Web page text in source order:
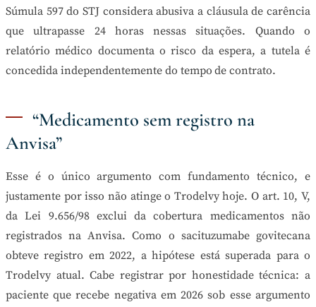
Súmula 597 do STJ considera abusiva a cláusula de carência
que ultrapasse 24 horas nessas situações. Quando o
relatório médico documenta o risco da espera, a tutela é
concedida independentemente do tempo de contrato.
“Medicamento sem registro na
Anvisa”
Esse é o único argumento com fundamento técnico, e
justamente por isso não atinge o Trodelvy hoje. O art. 10, V,
da Lei 9.656/98 exclui da cobertura medicamentos não
registrados na Anvisa. Como o sacituzumabe govitecana
obteve registro em 2022, a hipótese está superada para o
Trodelvy atual. Cabe registrar por honestidade técnica: a
paciente que recebe negativa em 2026 sob esse argumento